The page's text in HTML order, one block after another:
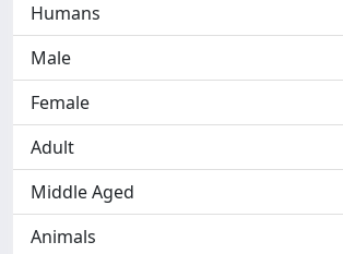
Humans
Male
Female
Adult
Middle Aged
Animals